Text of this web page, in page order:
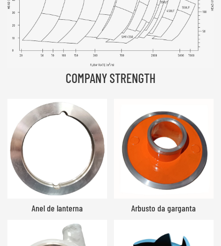
COMPANY STRENGTH
Anel de lanterna Arbusto da garganta